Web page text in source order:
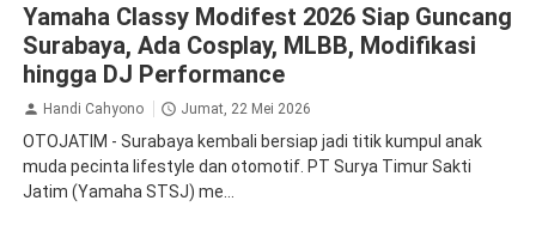
Yamaha Classy Modifest 2026 Siap Guncang
Surabaya, Ada Cosplay, MLBB, Modifikasi
hingga DJ Performance
Handi Cahyono Jumat, 22 Mei 2026
OTOJATIM - Surabaya kembali bersiap jadi titik kumpul anak
muda pecinta lifestyle dan otomotif. PT Surya Timur Sakti
Jatim (Yamaha STSJ) me...